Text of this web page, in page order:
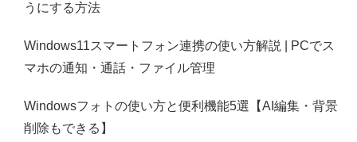
うにする方法
Windows11スマートフォン連携の使い方解説 | PCでス
マホの通知・通話・ファイル管理
Windowsフォトの使い方と便利機能5選【AI編集・背景
削除もできる】